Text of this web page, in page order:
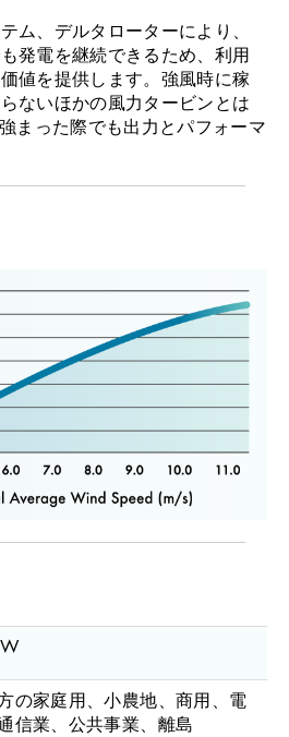
ム、デルタローターにより、
発電を継続できるため、利用
値を提供します。強風時に稼
ないほかの風力タービンとは
まった際でも出力とパフォーマ
の家庭用、小農地、商用、電
信業、公共事業、離島